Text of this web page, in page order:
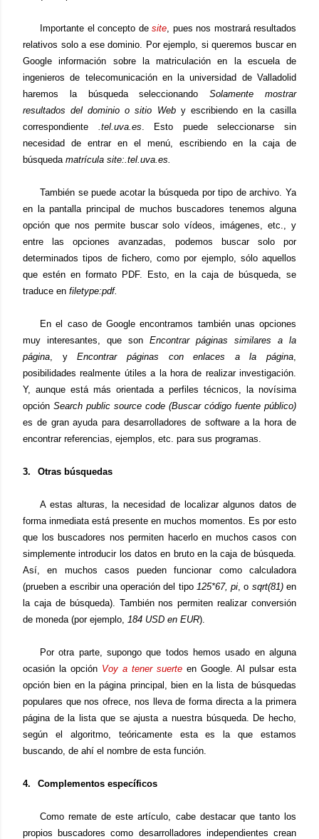
Importante el concepto de site, pues nos mostrará resultados
relativos solo a ese dominio. Por ejemplo, si queremos buscar en
Google información sobre la matriculación en la escuela de
ingenieros de telecomunicación en la universidad de Valladolid
haremos la búsqueda seleccionandoSolamente mostrar
resultados del dominio o sitio Weby escribiendo en la casilla
correspondiente .tel.uva.es. Esto puede seleccionarse sin
necesidad de entrar en el menú, escribiendo en la caja de
búsqueda matrícula site:.tel.uva.es.
También se puede acotar la búsqueda por tipo de archivo. Ya
en la pantalla principal de muchos buscadores tenemos alguna
opción que nos permite buscar solo vídeos, imágenes, etc., y
entre las opciones avanzadas, podemos buscar solo por
determinados tipos de fichero, como por ejemplo, sólo aquellos
que estén en formato PDF. Esto, en la caja de búsqueda, se
traduce en filetype:pdf.
En el caso de Google encontramos también unas opciones
muy interesantes, que son Encontrar páginas similares a la
página, yEncontrar páginas con enlaces a la página,
posibilidades realmente útiles a la hora de realizar investigación.
Y, aunque está más orientada a perfiles técnicos, la novísima
opción Search public source code (Buscar código fuente público)
es de gran ayuda para desarrolladores de software a la hora de
encontrar referencias, ejemplos, etc. para sus programas.
3. Otras búsquedas
A estas alturas, la necesidad de localizar algunos datos de
forma inmediata está presente en muchos momentos. Es por esto
que los buscadores nos permiten hacerlo en muchos casos con
simplemente introducir los datos en bruto en la caja de búsqueda.
Así, en muchos casos pueden funcionar como calculadora
(prueben a escribir una operación del tipo 125*67, pi, o sqrt(81)en
la caja de búsqueda). También nos permiten realizar conversión
de moneda (por ejemplo, 184 USD en EUR).
Por otra parte, supongo que todos hemos usado en alguna
ocasión la opción Voy a tener suerte en Google. Al pulsar esta
opción bien en la página principal, bien en la lista de búsquedas
populares que nos ofrece, nos lleva de forma directa a la primera
página de la lista que se ajusta a nuestra búsqueda. De hecho,
según el algoritmo, teóricamente esta es la que estamos
buscando, de ahí el nombre de esta función.
4. Complementos específicos
Como remate de este artículo, cabe destacar que tanto los
propios buscadores como desarrolladores independientes crean